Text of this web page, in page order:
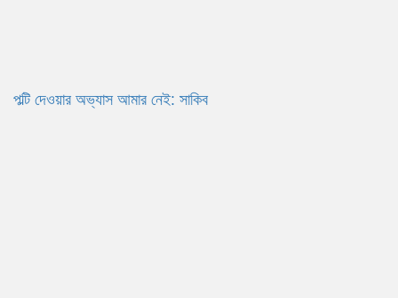
পল্টি দেওয়ার অভ্যাস আমার নেই: সাকিব